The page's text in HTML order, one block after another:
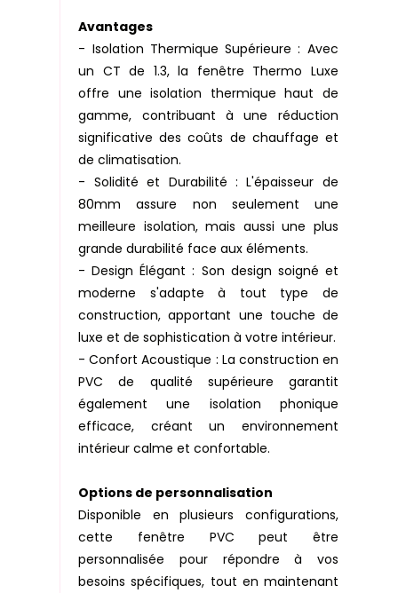
Avantages
- Isolation Thermique Supérieure : Avec
un CT de 1.3, la fenêtre Thermo Luxe
offre une isolation thermique haut de
gamme, contribuant à une réduction
significative des coûts de chauffage et
de climatisation.
- Solidité et Durabilité : L'épaisseur de
80mm assure non seulement une
meilleure isolation, mais aussi une plus
grande durabilité face aux éléments.
- Design Élégant : Son design soigné et
moderne s'adapte à tout type de
construction, apportant une touche de
luxe et de sophistication à votre intérieur.
- Confort Acoustique : La construction en
PVC de qualité supérieure garantit
également une isolation phonique
efficace, créant un environnement
intérieur calme et confortable.
Options de personnalisation
Disponible en plusieurs configurations,
cette fenêtre PVC peut être
personnalisée pour répondre à vos
besoins spécifiques, tout en maintenant